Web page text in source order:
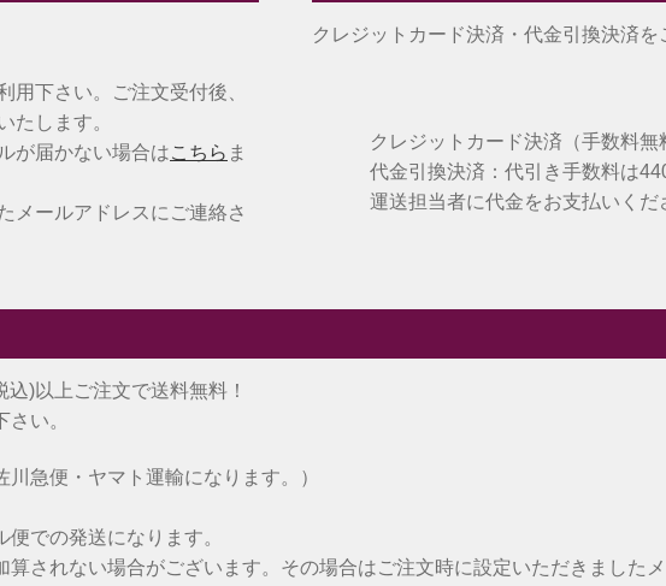
用下さい。ご注文受付後、
たします。
が届かない場合はこちら ま
メールアドレスにご連絡さ
クレジットカード決済・代金引換決済を
クレジットカード決済（手数料無
代金引換決済：代引き手数料は
運送担当者に代金をお支払いくだ
)以上ご注文で送料無料！
さい。
急便・ヤマト運輸になります。）
での発送になります。
されない場合がございます。その場合はご注文時に設定いただきました